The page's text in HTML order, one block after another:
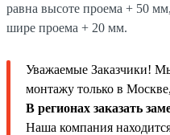
равна высоте проема + 50
шире проема + 20 мм.
Уважаемые Заказчики!
монтажу только в
В регионах заказать
Наша компания